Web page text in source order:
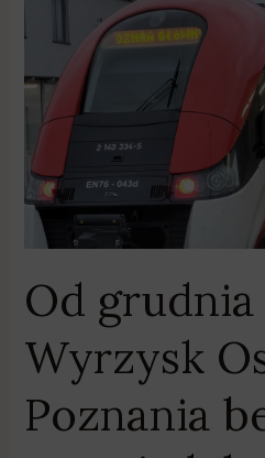
Od
Wyrzysk
Poznania
Wyrzysk
Osiek
Poznania
bez
przesiadek